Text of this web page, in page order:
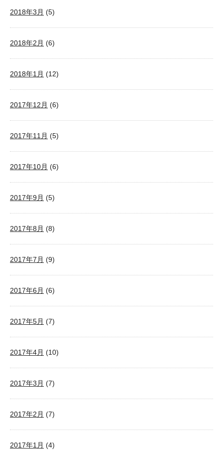
2018年3月 (5)
2018年2月 (6)
2018年1月 (12)
2017年12月 (6)
2017年11月 (5)
2017年10月 (6)
2017年9月 (5)
2017年8月 (8)
2017年7月 (9)
2017年6月 (6)
2017年5月 (7)
2017年4月 (10)
2017年3月 (7)
2017年2月 (7)
2017年1月 (4)